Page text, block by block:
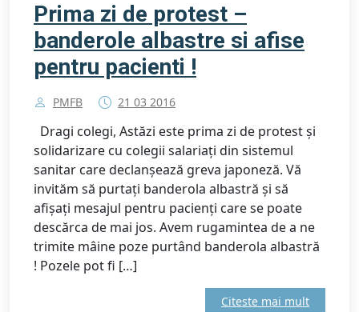
Prima zi de protest –
banderole albastre si afise
pentru pacienti !
PMFB 21 03 2016
Dragi colegi, Astăzi este prima zi de protest și
solidarizare cu colegii salariați din sistemul
sanitar care declanșează greva japoneză. Vă
invităm să purtați banderola albastră și să
afișați mesajul pentru pacienți care se poate
descărca de mai jos. Avem rugamintea de a ne
trimite mâine poze purtând banderola albastră
! Pozele pot fi […]
Citeste mai mult